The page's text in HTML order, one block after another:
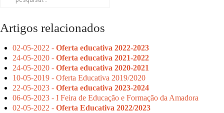
Artigos relacionados
02-05-2022 - Oferta educativa 2022-2023
24-05-2020 - Oferta educativa 2021-2022
24-05-2020 - Oferta educativa 2020-2021
10-05-2019 - Oferta Educativa 2019/2020
22-05-2023 - Oferta educativa 2023-2024
06-05-2023 - I Feira de Educação e Formação da Amadora
02-05-2022 - Oferta Educativa 2022/2023